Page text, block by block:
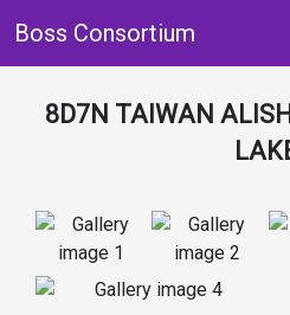
Boss Consortium
8D7N TAIWAN